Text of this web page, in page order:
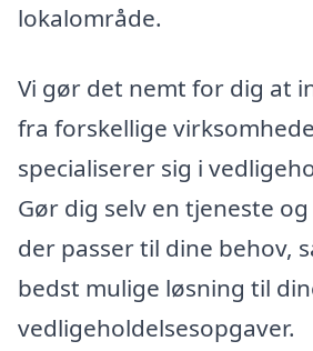
lokalområde.
Vi gør det nemt for dig at
fra forskellige
specialiserer sig i
Gør dig selv en tjeneste
der passer til dine behov,
bedst mulige løsning til
vedligeholdelsesopgaver.